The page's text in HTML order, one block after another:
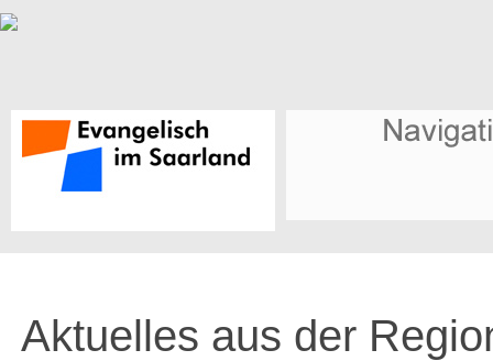
Aktuelles aus der